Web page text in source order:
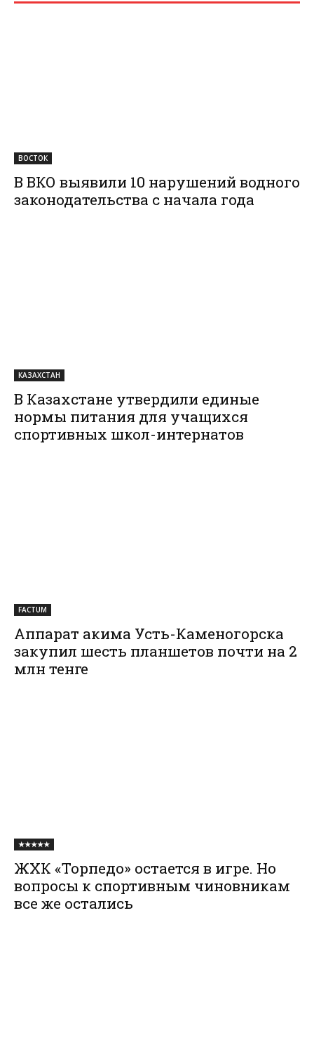
ВОСТОК
В ВКО выявили 10 нарушений водного
законодательства с начала года
КАЗАХСТАН
В Казахстане утвердили единые
нормы питания для учащихся
спортивных школ-интернатов
FACTUM
Аппарат акима Усть-Каменогорска
закупил шесть планшетов почти на 2
млн тенге
★★★★★
ЖХК «Торпедо» остается в игре. Но
вопросы к спортивным чиновникам
все же остались